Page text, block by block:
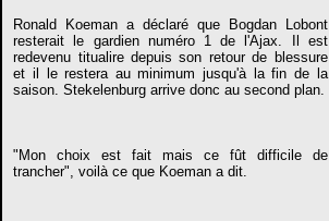
Ronald Koeman a déclaré que Bogdan Lobont
resterait le gardien numéro 1 de l'Ajax. Il est
redevenu titualire depuis son retour de blessure
et il le restera au minimum jusqu'à la fin de la
saison. Stekelenburg arrive donc au second plan.
"Mon choix est fait mais ce fût difficile de
trancher", voilà ce que Koeman a dit.